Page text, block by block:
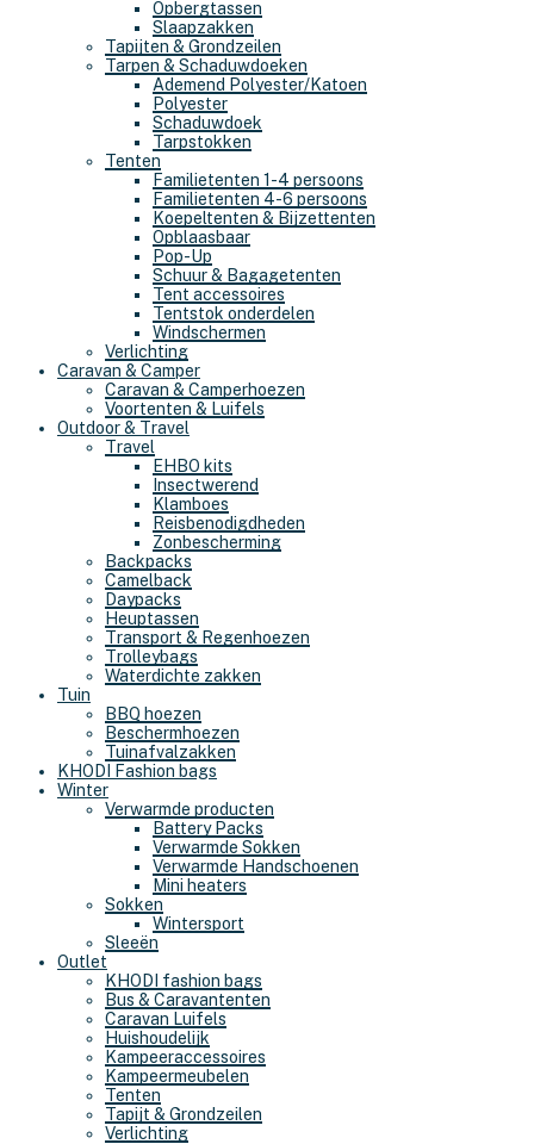
Opbergtassen
Slaapzakken
Tapijten & Grondzeilen
Tarpen & Schaduwdoeken
Ademend Polyester/Katoen
Polyester
Schaduwdoek
Tarpstokken
Tenten
Familietenten 1-4 persoons
Familietenten 4-6 persoons
Koepeltenten & Bijzettenten
Opblaasbaar
Pop-Up
Schuur & Bagagetenten
Tent accessoires
Tentstok onderdelen
Windschermen
Verlichting
Caravan & Camper
Caravan & Camperhoezen
Voortenten & Luifels
Outdoor & Travel
Travel
EHBO kits
Insectwerend
Klamboes
Reisbenodigdheden
Zonbescherming
Backpacks
Camelback
Daypacks
Heuptassen
Transport & Regenhoezen
Trolleybags
Waterdichte zakken
Tuin
BBQ hoezen
Beschermhoezen
Tuinafvalzakken
KHODI Fashion bags
Winter
Verwarmde producten
Battery Packs
Verwarmde Sokken
Verwarmde Handschoenen
Mini heaters
Sokken
Wintersport
Sleeën
Outlet
KHODI fashion bags
Bus & Caravantenten
Caravan Luifels
Huishoudelijk
Kampeeraccessoires
Kampeermeubelen
Tenten
Tapijt & Grondzeilen
Verlichting